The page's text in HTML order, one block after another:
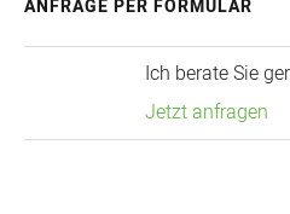
ANFRAGE PER FORMULAR
Ich berate Sie
Jetzt anfragen